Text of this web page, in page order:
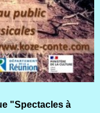
"Spectacles à